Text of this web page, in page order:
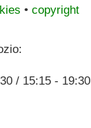
• copyright
/ 15:15 - 19:30